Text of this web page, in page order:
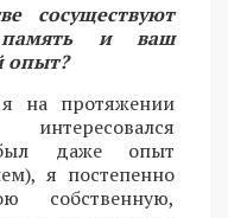
сосуществуют
память и ваш
опыт?
на протяжении
даже опыт
я постепенно
собственную,